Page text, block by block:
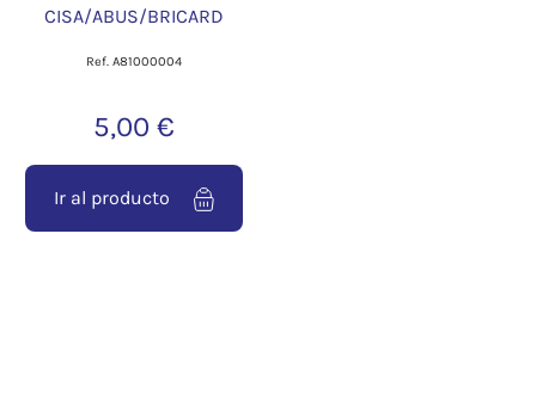
CISA/ABUS/BRICARD
Ref. A81000004
5,00 €
Ir al producto